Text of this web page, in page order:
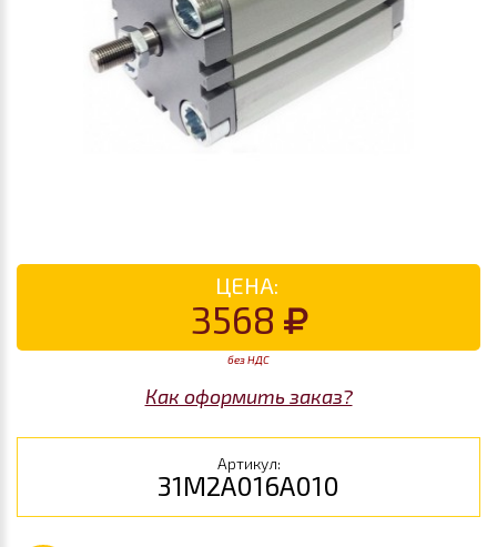
ЦЕНА:
3568
без НДС
Как оформить заказ?
Артикул:
31M2A016A010